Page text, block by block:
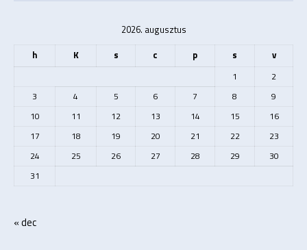
2026. augusztus
h
K s c p s v
1
2
3
4 5 6 7 8
9
10
11 12 13 14 15
16
17
18 19 20 21 22
23
24
25 26 27 28 29
30
31
« dec